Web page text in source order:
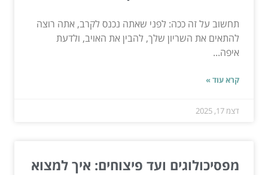
תחשוב על זה ככה: לפני שאתה נכנס לקרב, אתה רוצה
להתאים את השריון שלך, להבין את האויב, ולדעת
איפה...
קרא עוד »
דצמ 17, 2025
מפסיכולוגים ועד פיצוחים: איך למצוא